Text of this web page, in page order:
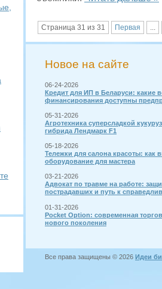
Страница 31 из 31 Первая ...
Новое на сайте
06-24-2026
Кредит для ИП в Беларуси: какие
финансирования доступны
05-31-2026
Агротехника суперсладкой
гибрида Лендмарк F1
05-18-2026
Тележки для салона красоты: как
оборудование для мастера
03-21-2026
Адвокат по травме на работе:
пострадавших и путь к
01-31-2026
Pocket Option: современная
нового поколения
Все права защищены © 2026 Идеи